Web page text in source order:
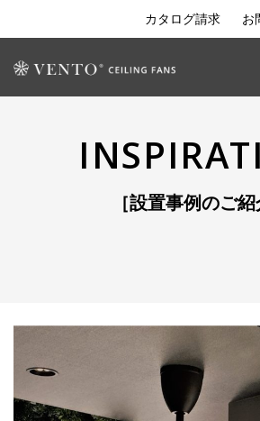
カタログ請求 お
［設置事例のご紹